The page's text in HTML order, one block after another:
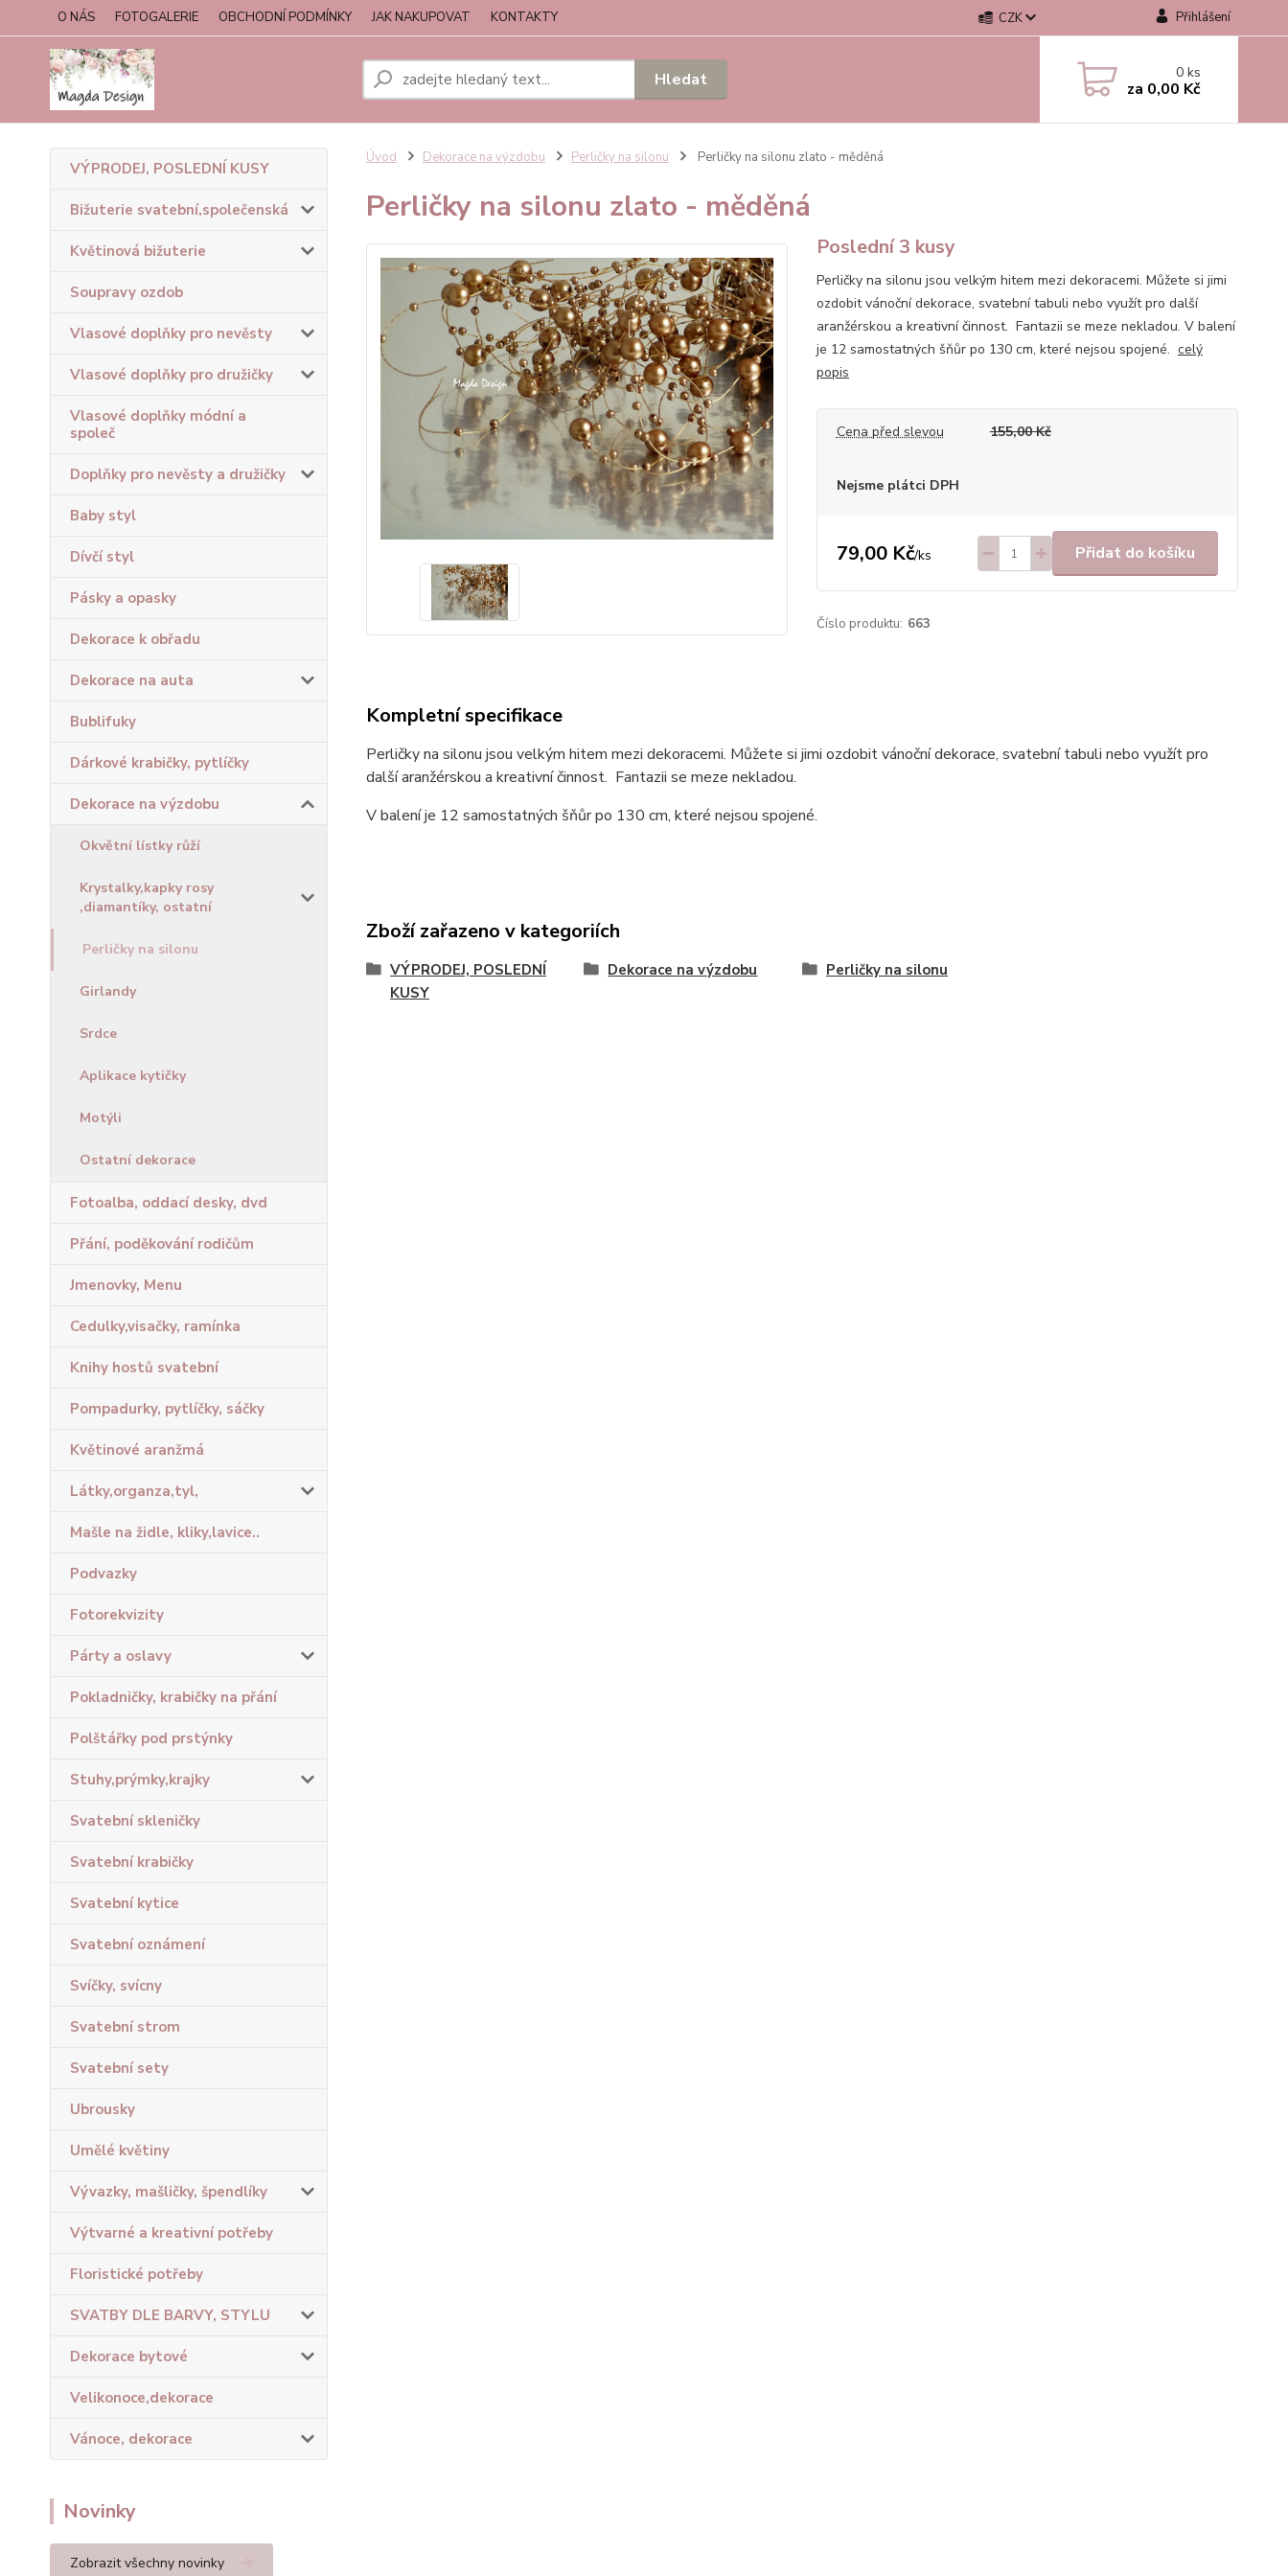
O NÁS FOTOGALERIE OBCHODNÍ PODMÍNKY JAK NAKUPOVAT KONTAKTY CZK Přihlášení
Hledat 0ks
za 0,00 Kč
VÝPRODEJ, POSLEDNÍ KUSY
Bižuterie svatební,společenská
Květinová bižuterie
Soupravy ozdob
Vlasové doplňky pro nevěsty
Vlasové doplňky pro družičky
Vlasové doplňky módní a
společ
Doplňky pro nevěsty a družičky
Baby styl
Dívčí styl
Pásky a opasky
Dekorace k obřadu
Dekorace na auta
Bublifuky
Dárkové krabičky, pytlíčky
Dekorace na výzdobu
Okvětní lístky růží
Krystalky,kapky rosy
,diamantíky, ostatní
Perličky na silonu
Girlandy
Srdce
Aplikace kytičky
Motýli
Ostatní dekorace
Fotoalba, oddací desky, dvd
Přání, poděkování rodičům
Jmenovky, Menu
Cedulky,visačky, ramínka
Knihy hostů svatební
Pompadurky, pytlíčky, sáčky
Květinové aranžmá
Látky,organza,tyl,
Mašle na židle, kliky,lavice..
Podvazky
Fotorekvizity
Párty a oslavy
Pokladničky, krabičky na přání
Polštářky pod prstýnky
Stuhy,prýmky,krajky
Svatební skleničky
Svatební krabičky
Svatební kytice
Svatební oznámení
Svíčky, svícny
Svatební strom
Svatební sety
Ubrousky
Umělé květiny
Vývazky, mašličky, špendlíky
Výtvarné a kreativní potřeby
Floristické potřeby
SVATBY DLE BARVY, STYLU
Dekorace bytové
Velikonoce,dekorace
Vánoce, dekorace
Novinky
Zobrazit všechny novinky
Úvod Dekorace na výzdobu Perličky na silonu Perličky na silonu zlato - měděná
Perličky na silonu zlato - měděná
Poslední 3 kusy
Perličky na silonu jsou velkým hitem mezi dekoracemi. Můžete si jimi
ozdobit vánoční dekorace, svatební tabuli nebo využít pro další
aranžérskou a kreativní činnost. Fantazii se meze nekladou. V balení
je 12 samostatných šňůr po 130 cm, které nejsou spojené. celý
popis
Cena před slevou 155,00 Kč
Nejsme plátci DPH
79,00 Kč/ks Přidat do košíku
Číslo produktu: 663
Kompletní specifikace
Perličky na silonu jsou velkým hitem mezi dekoracemi. Můžete si jimi ozdobit vánoční dekorace, svatební tabuli nebo využít pro
další aranžérskou a kreativní činnost. Fantazii se meze nekladou.
V balení je 12 samostatných šňůr po 130 cm, které nejsou spojené.
Zboží zařazeno v kategoriích
VÝPRODEJ, POSLEDNÍ
KUSY
Dekorace na výzdobu Perličky na silonu